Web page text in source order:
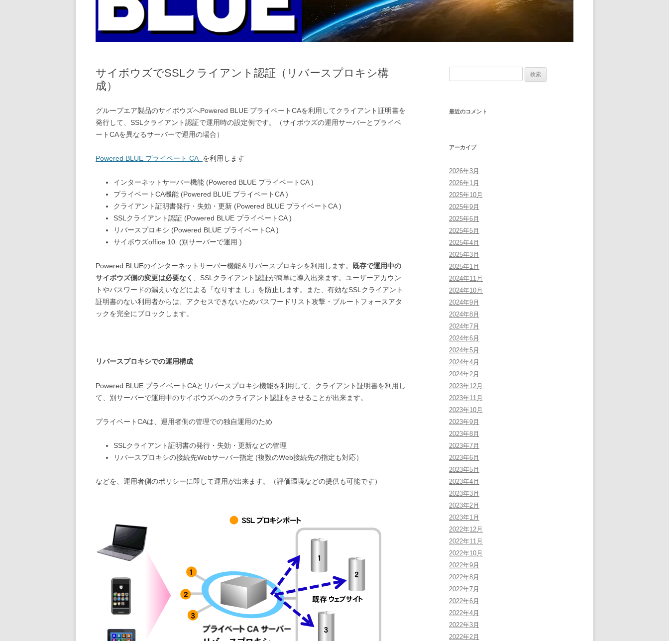
サイボウズでSSLクライアント認証（リバースプロキシ構
成）
グループエア製品のサイボウズへPowered BLUE プライベートCAを利用してクライアント証明書を
発行して、SSLクライアント認証で運用時の設定例です。（サイボウズの運用サーバーとプライベ
ートCAを異なるサーバーで運用の場合）
Powered BLUE プライベート CA を利用します
インターネットサーバー機能 (Powered BLUE プライベートCA )
プライベートCA機能 (Powered BLUE プライベートCA )
クライアント証明書発行・失効・更新 (Powered BLUE プライベートCA )
SSLクライアント認証 (Powered BLUE プライベートCA )
リバースプロキシ (Powered BLUE プライベートCA )
サイボウズoffice 10 (別サーバーで運用 )
Powered BLUEのインターネットサーバー機能＆リバースプロキシを利用します。
既存で運用中の
サイボウズ側の変更は必要なく
、SSLクライアント認証が簡単に導入出来ます。ユーザーアカウン
トやパスワードの漏えいなどによる「なりすま し」を防止します。また、有効なSSLクライアント
証明書のない利用者からは、アクセスできないためパスワードリスト攻撃・ブルートフォースアタ
ックを完全にブロックします。
リバースプロキシでの運用構成
Powered BLUE プライベートCAとリバースプロキシ機能を利用して、クライアント証明書を利用し
て、別サーバーで運用中のサイボウズへのクライアント認証をさせることが出来ます。
プライベートCAは、運用者側の管理での独自運用のため
SSLクライアント証明書の発行・失効・更新などの管理
リバースプロキシの接続先Webサーバー指定 (複数のWeb接続先の指定も対応）
などを、運用者側のポリシーに即して運用が出来ます。（評価環境などの提供も可能です）
最近のコメント
アーカイブ
2026年3月
2026年1月
2025年10月
2025年9月
2025年6月
2025年5月
2025年4月
2025年3月
2025年1月
2024年11月
2024年10月
2024年9月
2024年8月
2024年7月
2024年6月
2024年5月
2024年4月
2024年2月
2023年12月
2023年11月
2023年10月
2023年9月
2023年8月
2023年7月
2023年6月
2023年5月
2023年4月
2023年3月
2023年2月
2023年1月
2022年12月
2022年11月
2022年10月
2022年9月
2022年8月
2022年7月
2022年6月
2022年4月
2022年3月
2022年2月